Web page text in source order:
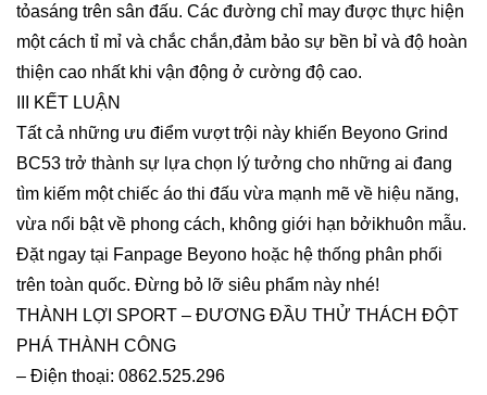
tỏasáng trên sân đấu. Các đường chỉ may được thực hiện
một cách tỉ mỉ và chắc chắn,đảm bảo sự bền bỉ và độ hoàn
thiện cao nhất khi vận động ở cường độ cao.
III KẾT LUẬN
Tất cả những ưu điểm vượt trội này khiến Beyono Grind
BC53 trở thành sự lựa chọn lý tưởng cho những ai đang
tìm kiếm một chiếc áo thi đấu vừa mạnh mẽ về hiệu năng,
vừa nổi bật về phong cách, không giới hạn bởikhuôn mẫu.
Đặt ngay tại Fanpage Beyono hoặc hệ thống phân phối
trên toàn quốc. Đừng bỏ lỡ siêu phẩm này nhé!
THÀNH LỢI SPORT – ĐƯƠNG ĐẦU THỬ THÁCH ĐỘT
PHÁ THÀNH CÔNG
– Điện thoại: 0862.525.296